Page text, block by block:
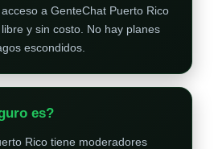
a GenteChat Puerto Rico
y sin costo. No hay planes
escondidos.
es?
Rico tiene moderadores